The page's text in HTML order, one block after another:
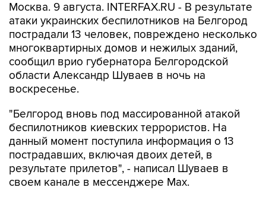
Москва. 9 августа. INTERFAX.RU - В результате
атаки украинских беспилотников на Белгород
пострадали 13 человек, повреждено несколько
многоквартирных домов и нежилых зданий,
сообщил врио губернатора Белгородской
области Александр Шуваев в ночь на
воскресенье.
"Белгород вновь под массированной атакой
беспилотников киевских террористов. На
данный момент поступила информация о 13
пострадавших, включая двоих детей, в
результате прилетов", - написал Шуваев в
своем канале в мессенджере Max.